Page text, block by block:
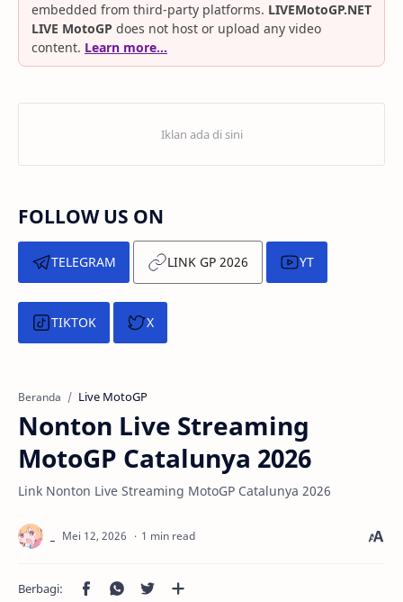
embedded from third-party platforms. LIVEMotoGP.NET
LIVE MotoGP does not host or upload any video
content. Learn more…
FOLLOW US ON
TELEGRAM LINK GP 2026 YT
TIKTOK X
Beranda Live MotoGP
Nonton Live Streaming
MotoGP Catalunya 2026
Link Nonton Live Streaming MotoGP Catalunya 2026
1 min read